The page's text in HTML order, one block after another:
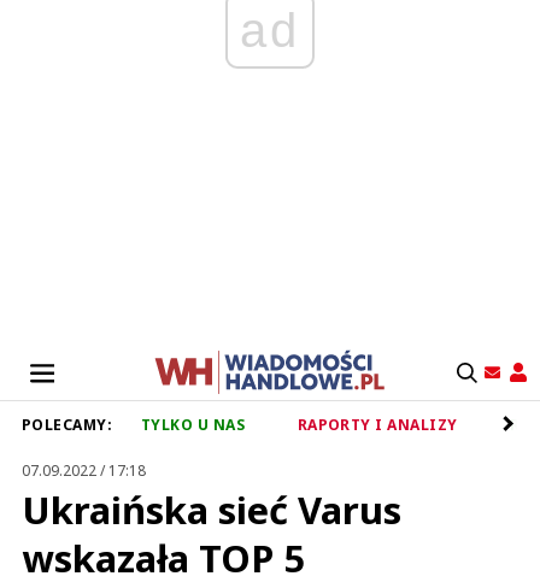
ad
POLECAMY: TYLKO U NAS RAPORTY I ANALIZY
07.09.2022 / 17:18
Ukraińska sieć Varus
wskazała TOP 5